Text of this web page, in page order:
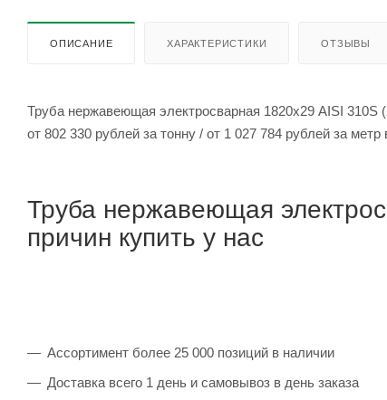
ОПИСАНИЕ ХАРАКТЕРИСТИКИ ОТЗЫВЫ
Труба нержавеющая электросварная 1820х29 AISI
от 802 330 рублей за тонну / от 1 027 784 рублей
Труба нержавеющая
причин купить у нас
Ассортимент более 25 000 позиций в наличии
Доставка всего 1 день и самовывоз в день заказа